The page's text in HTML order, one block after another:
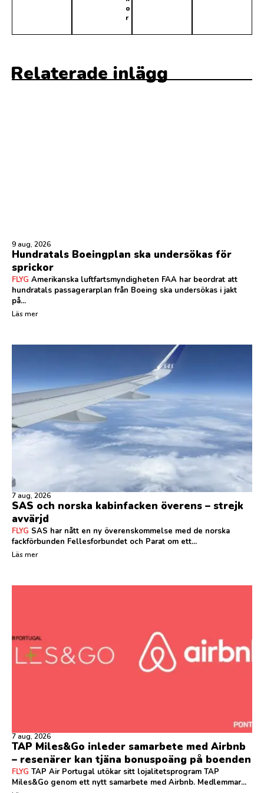
o
r
Relaterade inlägg
9 aug, 2026
Hundratals Boeingplan ska undersökas för
sprickor
FLYG Amerikanska luftfartsmyndigheten FAA har beordrat att
hundratals passagerarplan från Boeing ska undersökas i jakt
på...
Läs mer
7 aug, 2026
SAS och norska kabinfacken överens – strejk
avvärjd
FLYG SAS har nått en ny överenskommelse med de norska
fackförbunden Fellesforbundet och Parat om ett...
Läs mer
7 aug, 2026
TAP Miles&Go inleder samarbete med Airbnb
– resenärer kan tjäna bonuspoäng på boenden
FLYG TAP Air Portugal utökar sitt lojalitetsprogram TAP
Miles&Go genom ett nytt samarbete med Airbnb. Medlemmar...